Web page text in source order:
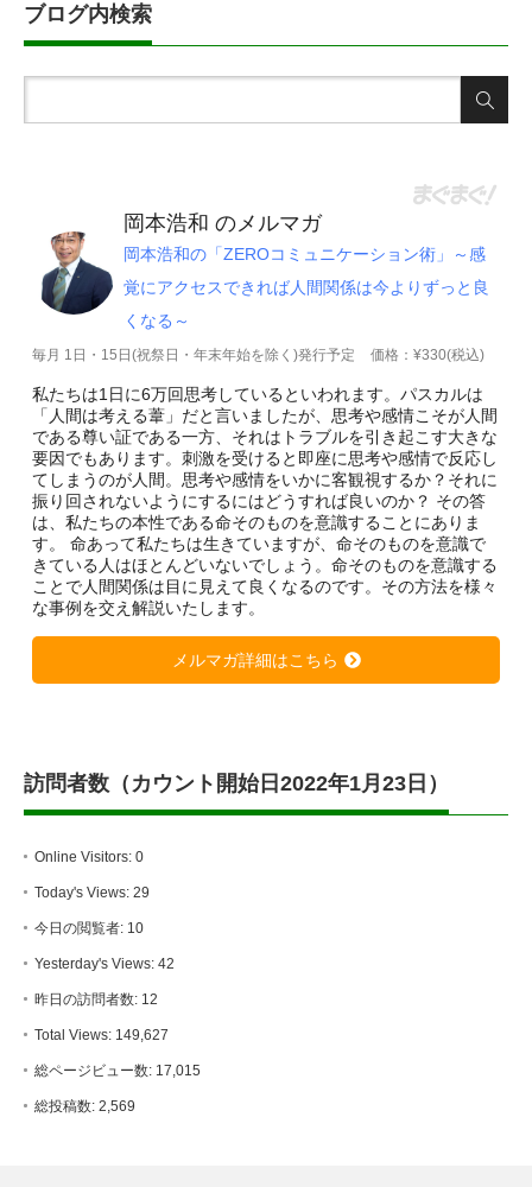
イ
ブ
ブログ内検索
岡本浩和 のメルマガ
岡本浩和の「ZEROコミュニケーション術」～感
覚にアクセスできれば人間関係は今よりずっと良
くなる～
毎月 1日・15日(祝祭日・年末年始を除く)発行予定 価格：¥330(税込)
私たちは1日に6万回思考しているといわれます。パスカルは
「人間は考える葦」だと言いましたが、思考や感情こそが人間
である尊い証である一方、それはトラブルを引き起こす大きな
要因でもあります。刺激を受けると即座に思考や感情で反応し
てしまうのが人間。思考や感情をいかに客観視するか？それに
振り回されないようにするにはどうすれば良いのか？ その答
は、私たちの本性である命そのものを意識することにありま
す。 命あって私たちは生きていますが、命そのものを意識で
きている人はほとんどいないでしょう。命そのものを意識する
ことで人間関係は目に見えて良くなるのです。その方法を様々
な事例を交え解説いたします。
メルマガ詳細はこちら
訪問者数（カウント開始日2022年1月23日）
Online Visitors: 0
Today's Views: 29
今日の閲覧者: 10
Yesterday's Views: 42
昨日の訪問者数: 12
Total Views: 149,627
総ページビュー数: 17,015
総投稿数: 2,569